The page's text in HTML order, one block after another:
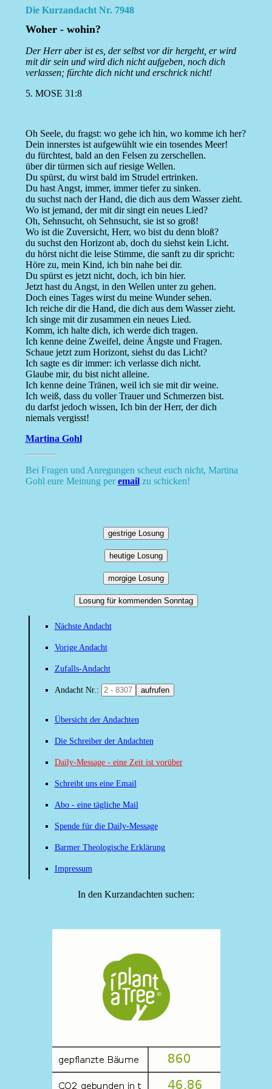
Die Kurzandacht Nr. 7948
Woher - wohin?
Der Herr aber ist es, der selbst vor dir hergeht, er wird
mit dir sein und wird dich nicht aufgeben, noch dich
verlassen; fürchte dich nicht und erschrick nicht!
5. MOSE 31:8
Oh Seele, du fragst: wo gehe ich hin, wo komme ich her?
Dein innerstes ist aufgewühlt wie ein tosendes Meer!
du fürchtest, bald an den Felsen zu zerschellen.
über dir türmen sich auf riesige Wellen.
Du spürst, du wirst bald im Strudel ertrinken.
Du hast Angst, immer, immer tiefer zu sinken.
du suchst nach der Hand, die dich aus dem Wasser zieht.
Wo ist jemand, der mit dir singt ein neues Lied?
Oh, Sehnsucht, oh Sehnsucht, sie ist so groß!
Wo ist die Zuversicht, Herr, wo bist du denn bloß?
du suchst den Horizont ab, doch du siehst kein Licht.
du hörst nicht die leise Stimme, die sanft zu dir spricht:
Höre zu, mein Kind, ich bin nahe bei dir.
Du spürst es jetzt nicht, doch, ich bin hier.
Jetzt hast du Angst, in den Wellen unter zu gehen.
Doch eines Tages wirst du meine Wunder sehen.
Ich reiche dir die Hand, die dich aus dem Wasser zieht.
Ich singe mit dir zusammen ein neues Lied.
Komm, ich halte dich, ich werde dich tragen.
Ich kenne deine Zweifel, deine Ängste und Fragen.
Schaue jetzt zum Horizont, siehst du das Licht?
Ich sagte es dir immer: ich verlasse dich nicht.
Glaube mir, du bist nicht alleine.
Ich kenne deine Tränen, weil ich sie mit dir weine.
Ich weiß, dass du voller Trauer und Schmerzen bist.
du darfst jedoch wissen, Ich bin der Herr, der dich
niemals vergisst!
Martina Gohl
Bei Fragen und Anregungen scheut euch nicht, Martina
Gohl eure Meinung peremailzu schicken!
gestrige Losung
heutige Losung
morgige Losung
Losung für kommenden Sonntag
Nächste Andacht
Vorige Andacht
Zufalls-Andacht
Andacht Nr.: aufrufen
Übersicht der Andachten
Die Schreiber der Andachten
Daily-Message - eine Zeit ist vorüber
Schreibt uns eine Email
Abo - eine tägliche Mail
Spende für die Daily-Message
Barmer Theologische Erklärung
Impressum
In den Kurzandachten suchen: